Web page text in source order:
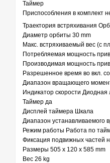
Таймер
Приспособления в комплект
Траектория встряхивания
Диаметр орбиты 30 mm
Макс. встряхиваемый вес (с
Потребляемая мощность
Производимая мощность
Разрешенное время во вкл.
Диапазон вращающего
Индикатор скорости Диодная
Таймер да
Дисплей таймера Шкала
Диапазон устанавливаемого
Режим работы Работа по
Фиксация подвижных частей
Размеры 505 x 120 x 585 mm
Вес 26 kg